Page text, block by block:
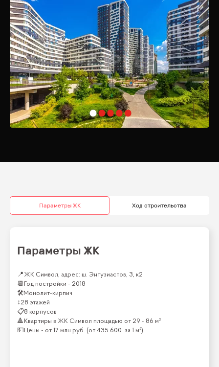
Параметры ЖК Ход строительства
Параметры ЖК
📍 ЖК Символ, адрес: ш. Энтузиастов, 3, к2
📆 Год постройки - 2018
🛠Монолит-кирпич
↕ 28 этажей
📋8 корпусов
🔺 Квартиры в ЖК Символ площадью от 29 - 86 м²
💵
Цены - от 17 млн руб. (от 435 600 за 1 м²)